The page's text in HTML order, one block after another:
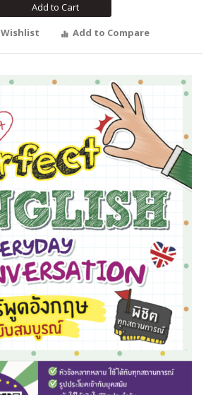
Add to Cart
Add to Compare